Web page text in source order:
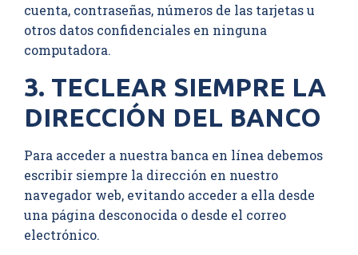
cuenta, contraseñas, números de las tarjetas u
otros datos confidenciales en ninguna
computadora.
3. TECLEAR SIEMPRE LA
DIRECCIÓN DEL BANCO
Para acceder a nuestra banca en línea debemos
escribir siempre la dirección en nuestro
navegador web, evitando acceder a ella desde
una página desconocida o desde el correo
electrónico.